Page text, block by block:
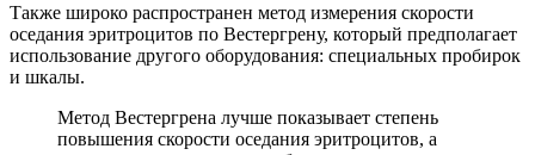
Также широко распространен метод измерения скорости
оседания эритроцитов по Вестергрену, который предполагает
использование другого оборудования: специальных пробирок
и шкалы.
Метод Вестергрена лучше показывает степень
повышения скорости оседания эритроцитов, а